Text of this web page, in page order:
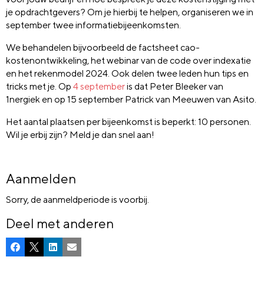
je opdrachtgevers? Om je hierbij te helpen, organiseren we in
september twee informatiebijeenkomsten.
We behandelen bijvoorbeeld de factsheet cao-
kostenontwikkeling, het webinar van de code over indexatie
en het rekenmodel 2024. Ook delen twee leden hun tips en
tricks met je. Op 4 septemberis dat Peter Bleeker van
1nergiek en op 15 september Patrick van Meeuwen van Asito.
Het aantal plaatsen per bijeenkomst is beperkt: 10 personen.
Wil je erbij zijn? Meld je dan snel aan!
Aanmelden
Sorry, de aanmeldperiode is voorbij.
Deel met anderen
Facebook
X LinkedInE-mail